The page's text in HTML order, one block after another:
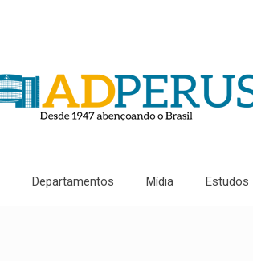
Departamentos Mídia Estudos